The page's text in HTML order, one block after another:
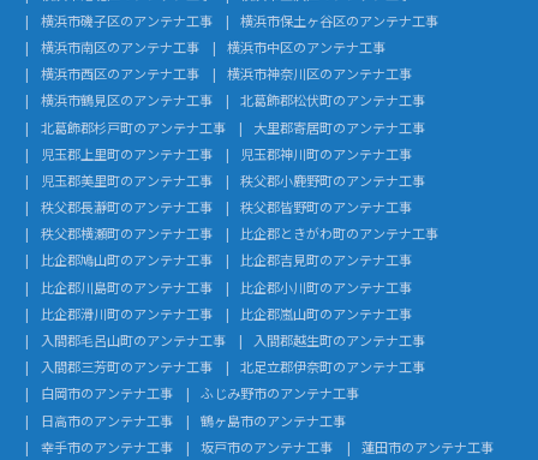
横浜市磯子区のアンテナ工事
横浜市保土ヶ谷区のアンテナ工事
横浜市南区のアンテナ工事
横浜市中区のアンテナ工事
横浜市西区のアンテナ工事
横浜市神奈川区のアンテナ工事
横浜市鶴見区のアンテナ工事
北葛飾郡松伏町のアンテナ工事
北葛飾郡杉戸町のアンテナ工事
大里郡寄居町のアンテナ工事
児玉郡上里町のアンテナ工事
児玉郡神川町のアンテナ工事
児玉郡美里町のアンテナ工事
秩父郡小鹿野町のアンテナ工事
秩父郡長瀞町のアンテナ工事
秩父郡皆野町のアンテナ工事
秩父郡横瀬町のアンテナ工事
比企郡ときがわ町のアンテナ工事
比企郡鳩山町のアンテナ工事
比企郡吉見町のアンテナ工事
比企郡川島町のアンテナ工事
比企郡小川町のアンテナ工事
比企郡滑川町のアンテナ工事
比企郡嵐山町のアンテナ工事
入間郡毛呂山町のアンテナ工事
入間郡越生町のアンテナ工事
入間郡三芳町のアンテナ工事
北足立郡伊奈町のアンテナ工事
白岡市のアンテナ工事
ふじみ野市のアンテナ工事
日高市のアンテナ工事
鶴ヶ島市のアンテナ工事
幸手市のアンテナ工事
坂戸市のアンテナ工事
蓮田市のアンテナ工事